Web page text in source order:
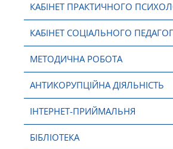
КАБІНЕТ ПРАКТИЧНОГО
КАБІНЕТ СОЦІАЛЬНОГО
МЕТОДИЧНА РОБОТА
АНТИКОРУПЦІЙНА ДІЯЛЬНІСТЬ
ІНТЕРНЕТ-ПРИЙМАЛЬНЯ
БІБЛІОТЕКА